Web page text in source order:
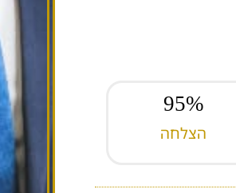
הצלחה
%
95